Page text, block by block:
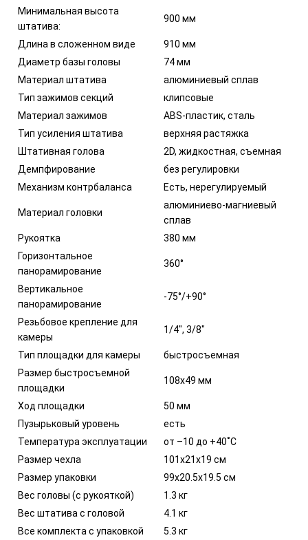
Минимальная высота
штатива:
900 мм
Длина в сложенном виде
910 мм
Диаметр базы головы
74 мм
Материал штатива
алюминиевый сплав
Тип зажимов секций
клипсовые
Материал зажимов
ABS-пластик, сталь
Тип усиления штатива
верхняя растяжка
Штативная голова
2D, жидкостная, съемная
Демпфирование
без регулировки
Механизм контрбаланса
Есть, нерегулируемый
Материал головки
алюминиево-магниевый
сплав
Рукоятка
380 мм
Горизонтальное
панорамирование
360°
Вертикальное
панорамирование
-75°/+90°
Резьбовое крепление для
камеры
1/4", 3/8"
Тип площадки для камеры
быстросъемная
Размер быстросъемной
площадки
108х49 мм
Ход площадки
50 мм
Пузырьковый уровень
есть
Температура эксплуатации
от –10 до +40˚С
Размер чехла
101х21х19 см
Размер упаковки
99х20.5х19.5 см
Вес головы (с рукояткой)
1.3 кг
Вес штатива с головой
4.1 кг
Все комплекта с упаковкой
5.3 кг